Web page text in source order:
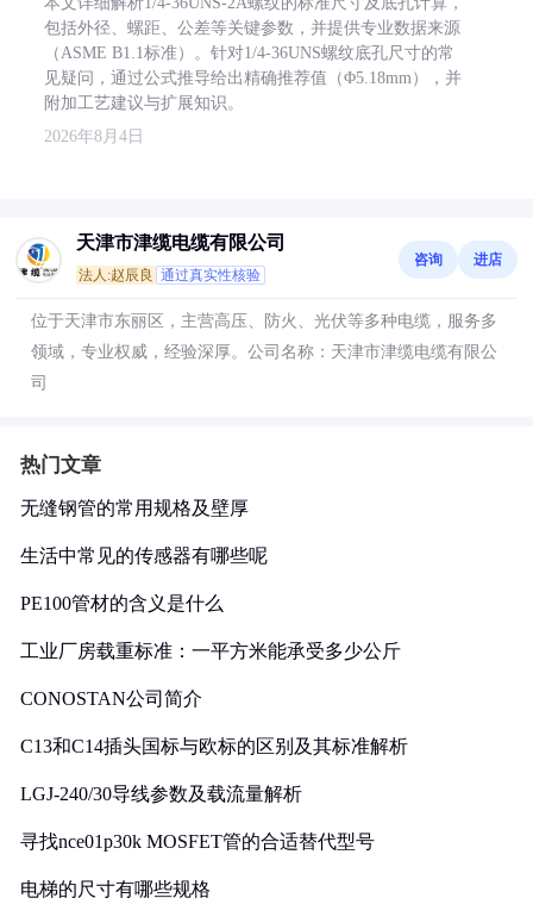
包括外径、螺距、公差等关键参数，并提供专业数据来源
（ASME B1.1标准）。针对1/4-36UNS螺纹底孔尺寸的常
见疑问，通过公式推导给出精确推荐值（Φ5.18mm），并
附加工艺建议与扩展知识。
2026年8月4日
天津市津缆电缆有限公司
法人:赵辰良 通过真实性核验
咨询 进店
位于天津市东丽区，主营高压、防火、光伏等多种电缆，服务多
领域，专业权威，经验深厚。公司名称：天津市津缆电缆有限公
司
热门文章
无缝钢管的常用规格及壁厚
生活中常见的传感器有哪些呢
PE100管材的含义是什么
工业厂房载重标准：一平方米能承受多少公斤
CONOSTAN公司简介
C13和C14插头国标与欧标的区别及其标准解析
LGJ-240/30导线参数及载流量解析
寻找nce01p30k MOSFET管的合适替代型号
电梯的尺寸有哪些规格